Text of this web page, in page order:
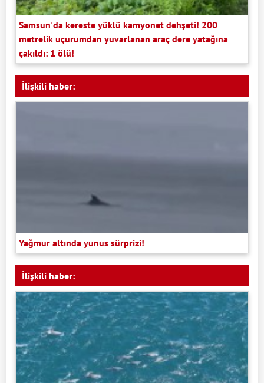
Samsun'da kereste yüklü kamyonet dehşeti! 200
metrelik uçurumdan yuvarlanan araç dere yatağına
çakıldı: 1 ölü!
İlişkili haber:
Yağmur altında yunus sürprizi!
İlişkili haber: